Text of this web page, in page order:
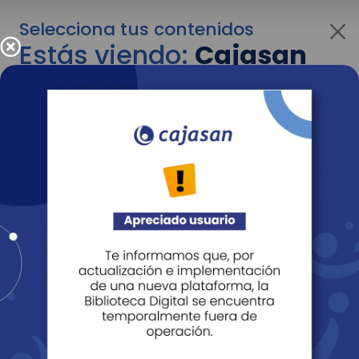
Selecciona tus contenidos
Estás viendo:Cajasan
para personas
Para cambiar al contenido de tu interés más
adelante recuerda utilizar el menú
Entendido